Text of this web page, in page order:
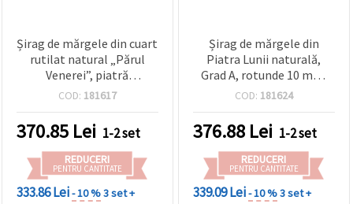
Șirag de mărgele din cuart
rutilat natural „Părul
Venerei”, piatră
semiprețioasă, rotunde
COD: 181617
370.85 Lei 1-2 set
REDUCERI
PENTRU CANTITATE
333.86 Lei- 10 %3 set +
Șirag de mărgele din
Piatra Lunii naturală,
Grad A, rotunde 10 mm,
~40 buc – mărgele
confecționare bijuterii,
brățări & coliere DIY
COD: 181624
376.88 Lei 1-2 set
REDUCERI
PENTRU CANTITATE
339.09 Lei- 10 %3 set +